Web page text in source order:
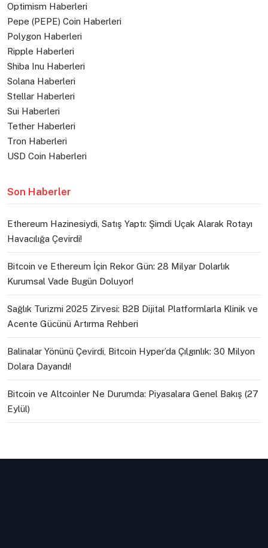
Optimism Haberleri
Pepe (PEPE) Coin Haberleri
Polygon Haberleri
Ripple Haberleri
Shiba Inu Haberleri
Solana Haberleri
Stellar Haberleri
Sui Haberleri
Tether Haberleri
Tron Haberleri
USD Coin Haberleri
Son Haberler
Ethereum Hazinesiydi, Satış Yaptı: Şimdi Uçak Alarak Rotayı
Havacılığa Çevirdi!
Bitcoin ve Ethereum İçin Rekor Gün: 28 Milyar Dolarlık
Kurumsal Vade Bugün Doluyor!
Sağlık Turizmi 2025 Zirvesi: B2B Dijital Platformlarla Klinik ve
Acente Gücünü Artırma Rehberi
Balinalar Yönünü Çevirdi, Bitcoin Hyper’da Çılgınlık: 30 Milyon
Dolara Dayandı!
Bitcoin ve Altcoinler Ne Durumda: Piyasalara Genel Bakış (27
Eylül)